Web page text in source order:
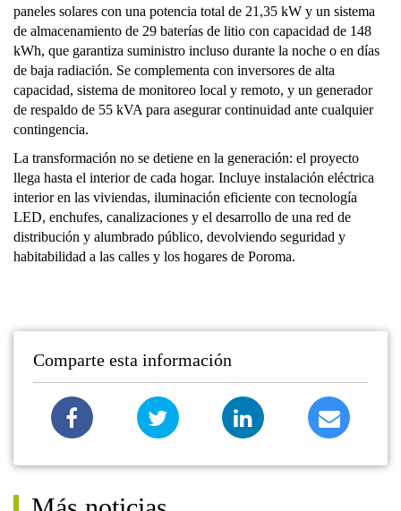
paneles solares con una potencia total de 21,35 kW y un sistema
de almacenamiento de 29 baterías de litio con capacidad de 148
kWh, que garantiza suministro incluso durante la noche o en días
de baja radiación. Se complementa con inversores de alta
capacidad, sistema de monitoreo local y remoto, y un generador
de respaldo de 55 kVA para asegurar continuidad ante cualquier
contingencia.
La transformación no se detiene en la generación: el proyecto
llega hasta el interior de cada hogar. Incluye instalación eléctrica
interior en las viviendas, iluminación eficiente con tecnología
LED, enchufes, canalizaciones y el desarrollo de una red de
distribución y alumbrado público, devolviendo seguridad y
habitabilidad a las calles y los hogares de Poroma.
Comparte esta información